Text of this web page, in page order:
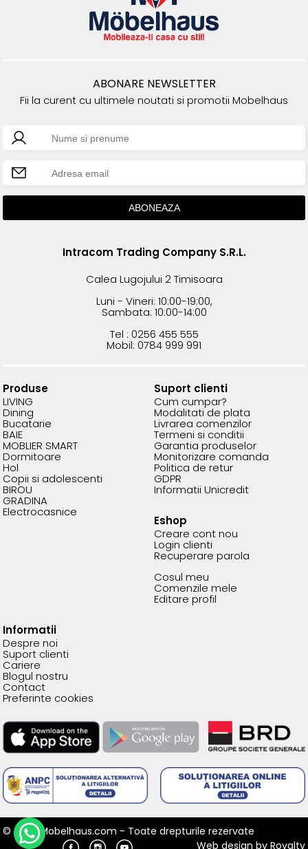
ABONARE NEWSLETTER
Fii la curent cu ultimele noutati si promotii Mobelhaus
Intracom Trading Company S.R.L.
Calea Lugojului 2 Timisoara
Luni - Vineri: 10:00-19:00,
Sambata: 10:00-14:00
Tel : 0256 455 555
Mobil: 0784 999 991
Produse
LIVING
Dining
Bucatarie
BAIE
MOBLIER SMART
Dormitoare
Hol
Copii si adolescenti
BIROU
GRADINA
Electrocasnice
Suport clienti
Cum cumpar?
Modalitati de plata
Livrarea comenzilor
Termeni si conditii
Garantia produselor
Monitorizare comanda
Politica de retur
GDPR
Informatii Unicredit
Eshop
Creare cont nou
Login clienti
Recuperare parola
Cosul meu
Comenzile mele
Editare profil
Informatii
Despre noi
Suport clienti
Cariere
Blogul nostru
Contact
Preferinte cookies
© 2026 Mobelhaus.com - Toate drepturile rezervate
Web design by Royalty